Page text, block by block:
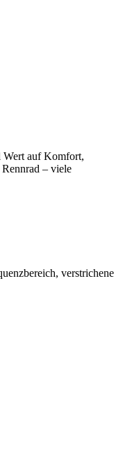
Wert auf Komfort,
– viele
verstrichene